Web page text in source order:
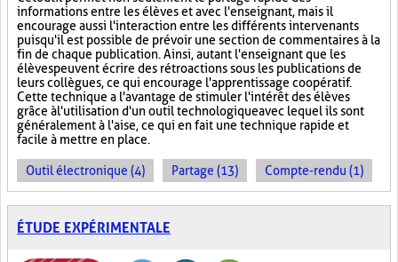
informations entre les élèves et avec l'enseignant, mais il
encourage aussi l'interaction entre les différents intervenants
puisqu'il est possible de prévoir une section de commentaires à la
fin de chaque publication. Ainsi, autant l'enseignant que les
élèves peuvent écrire des rétroactions sous les publications de
leurs collègues, ce qui encourage l'apprentissage coopératif.
Cette technique a l'avantage de stimuler l'intérêt des élèves
grâce à l'utilisation d'un outil technologique avec lequel ils sont
généralement à l'aise, ce qui en fait une technique rapide et
facile à mettre en place.
Outil électronique (4) Partage (13) Compte-rendu (1)
ÉTUDE EXPÉRIMENTALE